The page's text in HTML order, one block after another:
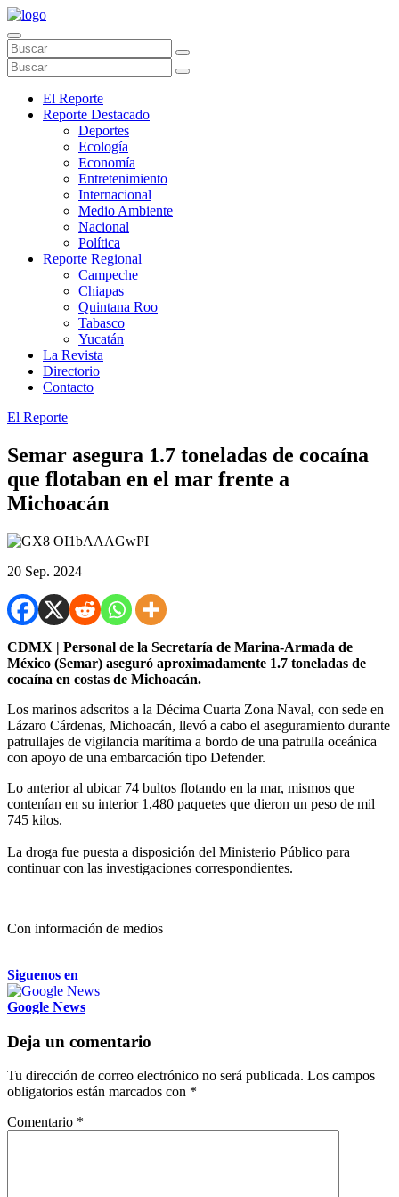
El Reporte
Reporte Destacado
Deportes
Ecología
Economía
Entretenimiento
Internacional
Medio Ambiente
Nacional
Política
Reporte Regional
Campeche
Chiapas
Quintana Roo
Tabasco
Yucatán
La Revista
Directorio
Contacto
El Reporte
Semar asegura 1.7 toneladas de cocaína
que flotaban en el mar frente a
Michoacán
20 Sep. 2024
CDMX | Personal de la Secretaría de Marina-Armada de
México (Semar) aseguró aproximadamente 1.7 toneladas de
cocaína en costas de Michoacán.
Los marinos adscritos a la Décima Cuarta Zona Naval, con sede en
Lázaro Cárdenas, Michoacán, llevó a cabo el aseguramiento durante
patrullajes de vigilancia marítima a bordo de una patrulla oceánica
con apoyo de una embarcación tipo Defender.
Lo anterior al ubicar 74 bultos flotando en la mar, mismos que
contenían en su interior 1,480 paquetes que dieron un peso de mil
745 kilos.
La droga fue puesta a disposición del Ministerio Público para
continuar con las investigaciones correspondientes.
Con información de medios
Siguenos en
Google News
Deja un comentario
Tu dirección de correo electrónico no será publicada. Los campos
obligatorios están marcados con *
Comentario *